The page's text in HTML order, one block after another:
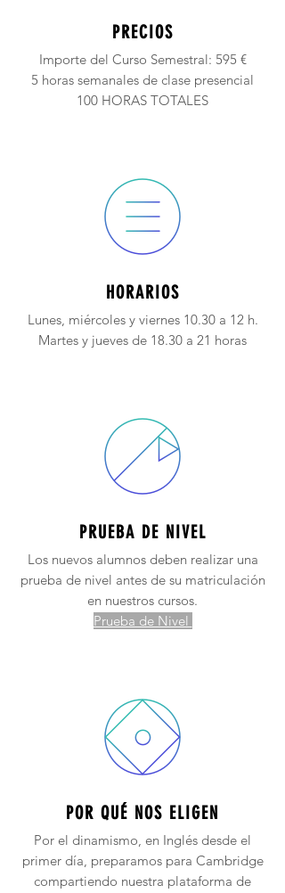
PRECIOS
Importe del Curso Semestral: 595 €
5 horas semanales de clase presencial
100 HORAS TOTALES
HORARIOS
Lunes, miércoles y viernes 10.30 a 12 h.
Martes y jueves de 18.30 a 21 horas
PRUEBA DE NIVEL
Los nuevos alumnos deben realizar una
prueba de nivel antes de su matriculación
en nuestros cursos.
Prueba de Nivel
POR QUÉ NOS ELIGEN
Por el dinamismo, en Inglés desde el
primer día, preparamos para Cambridge
compartiendo nuestra plataforma de